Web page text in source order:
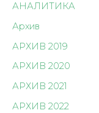
АНАЛИТИКА
Архив
АРХИВ 2019
АРХИВ 2020
АРХИВ 2021
АРХИВ 2022